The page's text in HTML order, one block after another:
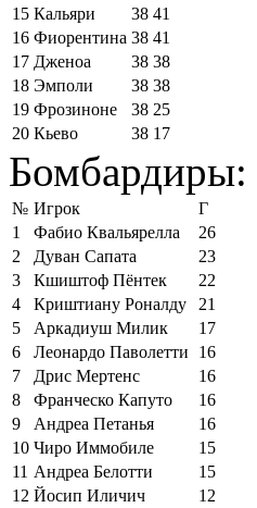
15 Кальяри 38 41
16 Фиорентина 38 41
17 Дженоа 38 38
18 Эмполи 38 38
19 Фрозиноне 38 25
20 Кьево 38 17
Бомбардиры:
№ Игрок
Г
1
Фабио Квальярелла
26
2
Дуван Сапата
23
3
Кшиштоф Пёнтек
22
4
Криштиану Роналду
21
5
Аркадиуш Милик
17
6
Леонардо Паволетти
16
7
Дрис Мертенс
16
8
Франческо Капуто
16
9
Андреа Петанья
16
10 Чиро Иммобиле
15
11 Андреа Белотти
15
12 Йосип Иличич
12